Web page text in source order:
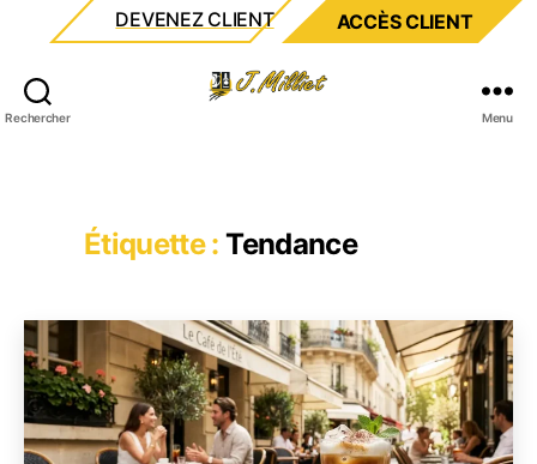
DEVENEZ CLIENT ACCÈS CLIENT
Rechercher Menu
Étiquette : Tendance